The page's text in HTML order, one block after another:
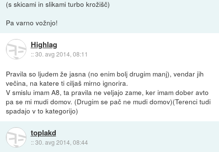
(s skicami in slikami turbo krožišč)
Pa varno vožnjo!
Highlag
::30. avg 2014, 08:11
Pravila so ljudem že jasna (no enim bolj drugim manj), vendar jih
večina, na katere ti ciljaš mirno ignorira.
V smislu imam A8, ta pravila ne veljajo zame, ker imam dober avto
pa se mi mudi domov. (Drugim se pač ne mudi domov)(Terenci tudi
spadajo v to kategorijo)
toplakd
::30. avg 2014, 08:44